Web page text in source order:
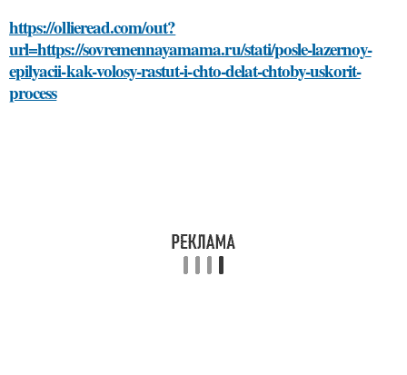
https://ollieread.com/out?
url=https://sovremennayamama.ru/stati/posle-lazernoy-
epilyacii-kak-volosy-rastut-i-chto-delat-chtoby-uskorit-
process